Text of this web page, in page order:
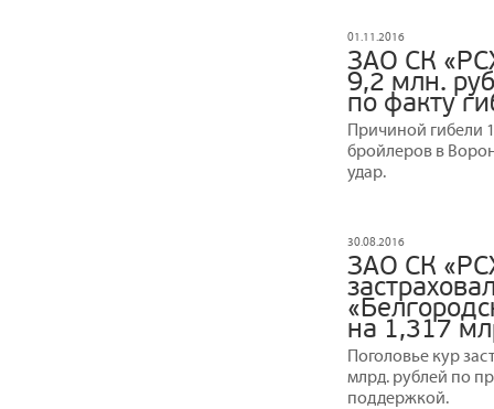
01.11.2016
ЗАО СК
9,2 млн.
по факту
Причиной гибели
бройлеров в
удар.
30.08.2016
ЗАО СК
на 1,317
Поголовье кур
млрд. рублей по
поддержкой.